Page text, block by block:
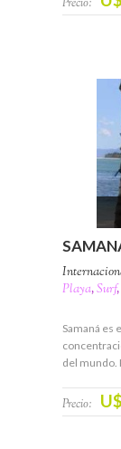
Precio:
Playa,Surf,
Samaná es
del mundo.
Precio: